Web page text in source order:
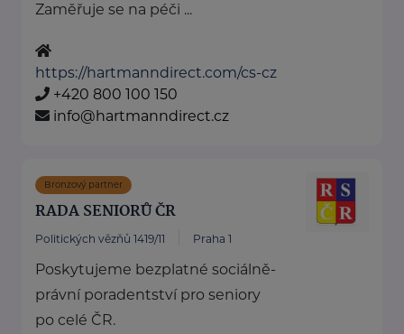
Zaměřuje se na péči ...
https://hartmanndirect.com/cs-cz
+420 800 100 150
info@hartmanndirect.cz
Bronzový partner
RADA SENIORŮ ČR
Politických vězňů 1419/11 Praha 1
Poskytujeme bezplatné sociálně-
právní poradentství pro seniory
po celé ČR.